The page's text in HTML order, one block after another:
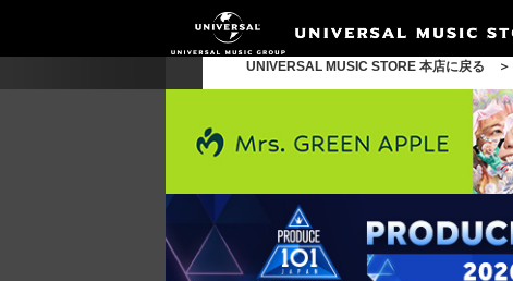
UNIVERSAL MUSIC STORE 本店に戻る ＞